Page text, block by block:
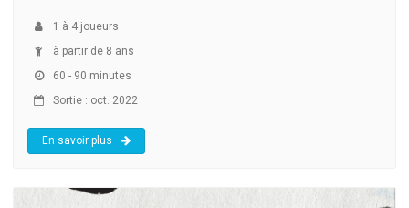
1 à 4 joueurs
à partir de 8 ans
60 - 90 minutes
Sortie : oct. 2022
En savoir plus